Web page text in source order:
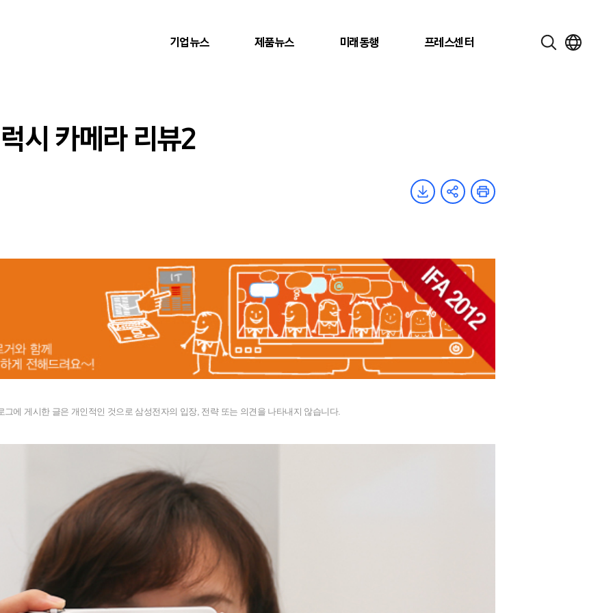
기업뉴스 제품뉴스 미래동행 프레스센터
시 카메라 리뷰2
에 게시한 글은 개인적인 것으로 삼성전자의 입장, 전략 또는 의견을 나타내지 않습니다.